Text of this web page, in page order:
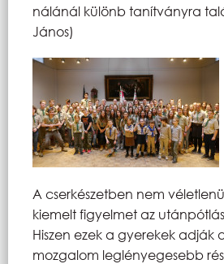
nálánál különb tanítványra
János)
A cserkészetben nem
kiemelt figyelmet az
Hiszen ezek a gyerekek adják
mozgalom leglényegesebb